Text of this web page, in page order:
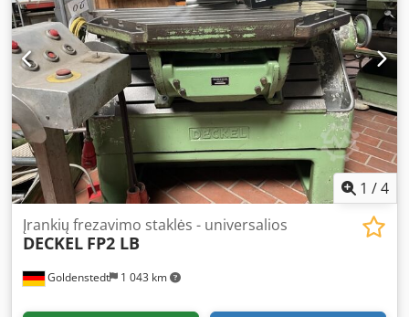
1 /4
Goldenstedt 1 043 km
Įrankių frezavimo staklės - universalios
DECKEL FP2 LB